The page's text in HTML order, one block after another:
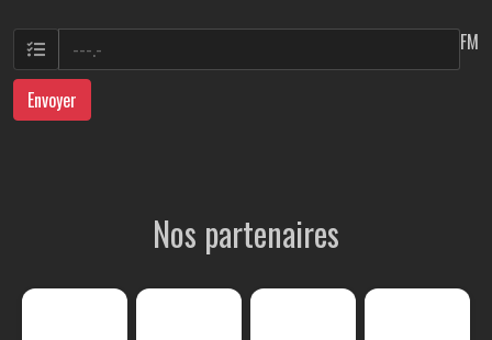
FM
Envoyer
Nos partenaires